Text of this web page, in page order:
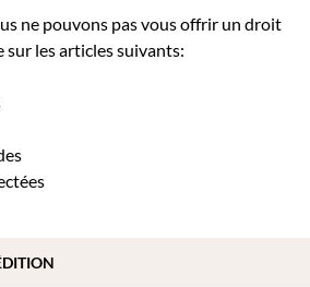
ne pouvons pas vous offrir un droit
sur les articles suivants: